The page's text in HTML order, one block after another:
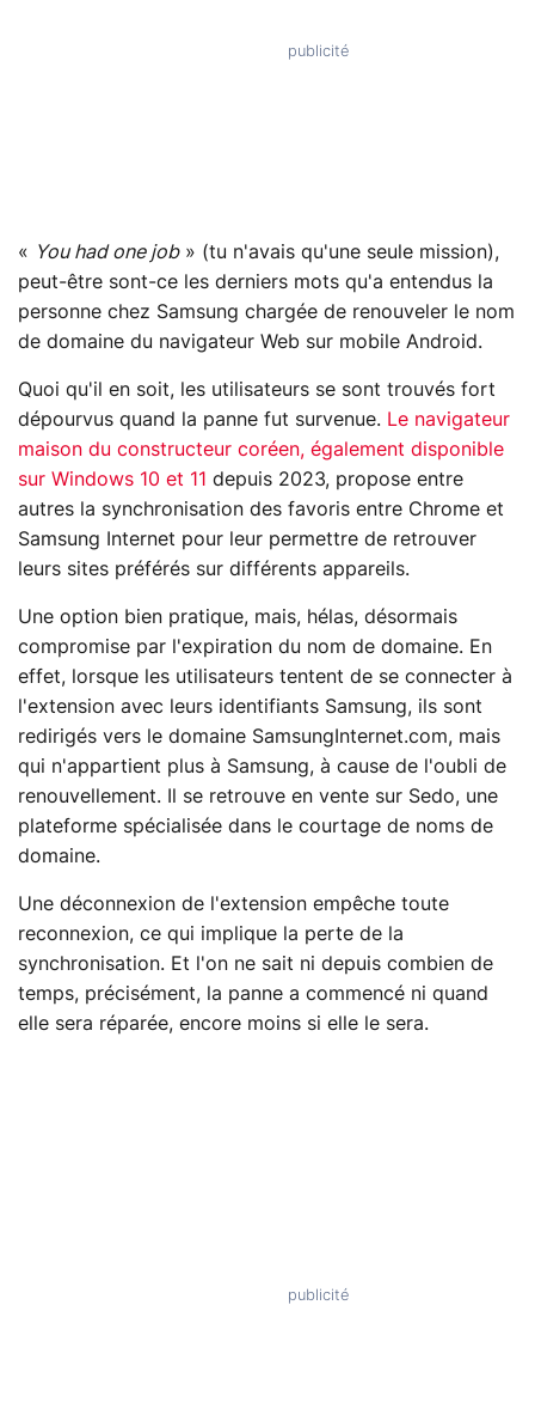
« You had one job» (tu n'avais qu'une seule mission),
peut-être sont-ce les derniers mots qu'a entendus la
personne chez Samsung chargée de renouveler le nom
de domaine du navigateur Web sur mobile Android.
Quoi qu'il en soit, les utilisateurs se sont trouvés fort
dépourvus quand la panne fut survenue. Le navigateur
maison du constructeur coréen, également disponible
sur Windows 10 et 11 depuis 2023, propose entre
autres la synchronisation des favoris entre Chrome et
Samsung Internet pour leur permettre de retrouver
leurs sites préférés sur différents appareils.
Une option bien pratique, mais, hélas, désormais
compromise par l'expiration du nom de domaine. En
effet, lorsque les utilisateurs tentent de se connecter à
l'extension avec leurs identifiants Samsung, ils sont
redirigés vers le domaine SamsungInternet.com, mais
qui n'appartient plus à Samsung, à cause de l'oubli de
renouvellement. Il se retrouve en vente sur Sedo, une
plateforme spécialisée dans le courtage de noms de
domaine.
Une déconnexion de l'extension empêche toute
reconnexion, ce qui implique la perte de la
synchronisation. Et l'on ne sait ni depuis combien de
temps, précisément, la panne a commencé ni quand
elle sera réparée, encore moins si elle le sera.